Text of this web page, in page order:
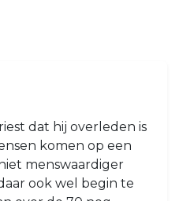
dat hij overleden is
komen op een
menswaardiger
ook wel begin te